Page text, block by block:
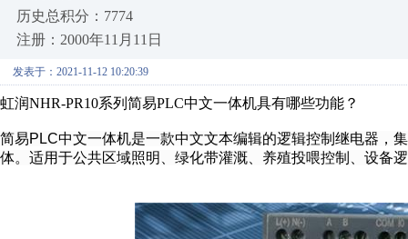
历史总积分：7774
注册：2000年11月11日
发表于：2021-11-12 10:20:39
虹润NHR-PR10系列简易PLC中文一体机具有哪些功能？
简易PLC中文一体机是一款中文文本编辑的逻辑控制继电器，
体。适用于公共区域照明、绿化带灌溉、养殖投喂控制、设备